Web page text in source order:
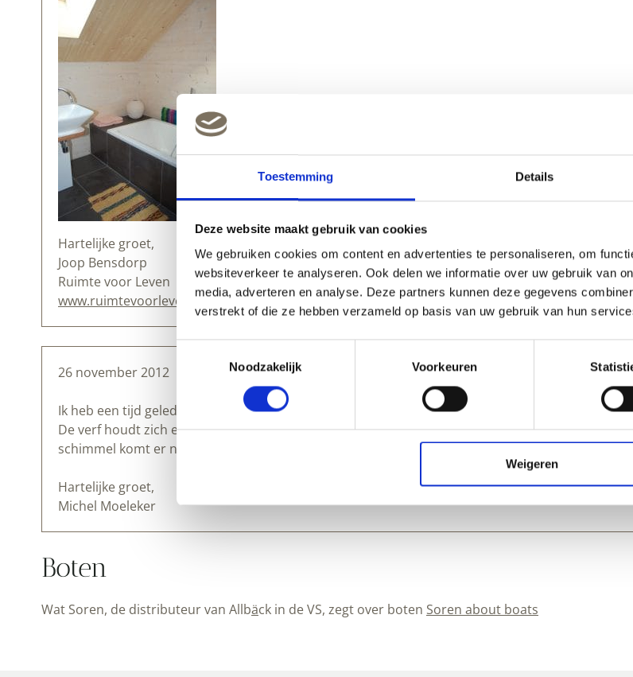
Toestemming Details
Deze website maakt gebruik van cookies
We gebruiken cookies om content en advertenties te personaliseren, om
websiteverkeer te analyseren. Ook delen we informatie over uw gebruik van
media, adverteren en analyse. Deze partners kunnen deze gegevens
verstrekt of die ze hebben verzameld op basis van uw gebruik van hun
Toestemmingsselectie
Noodzakelijk
Voorkeuren
Weigeren
Hartelijke groet,
Joop Bensdorp
Ruimte voor Leven
www.ruimtevoorleven.nl
26 november 2012
Ik heb een tijd geleden verf bij je gekocht. Het heeft de gebruikelijke wat lastigere verwerking
De verf houdt zich echter uitstekend in het zilte klimaat in Domburg. Het heeft wat moeite met
schimmel komt er niet door (10% zinkoxide) en het houdt goed op de naden en bladdert niet.
Hartelijke groet,
Michel Moeleker
Boten
Wat Soren, de distributeur van Allbäck in de VS, zegt over boten Soren about boats